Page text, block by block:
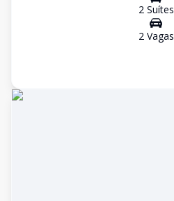
2Suítes
2Vagas